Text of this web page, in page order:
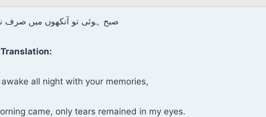
صبح ہوئی تو آنکھوں میں صرف
all night with your memories,
came, only tears remained in my eyes.